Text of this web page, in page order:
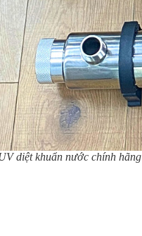
diệt khuẩn nước chính hãng